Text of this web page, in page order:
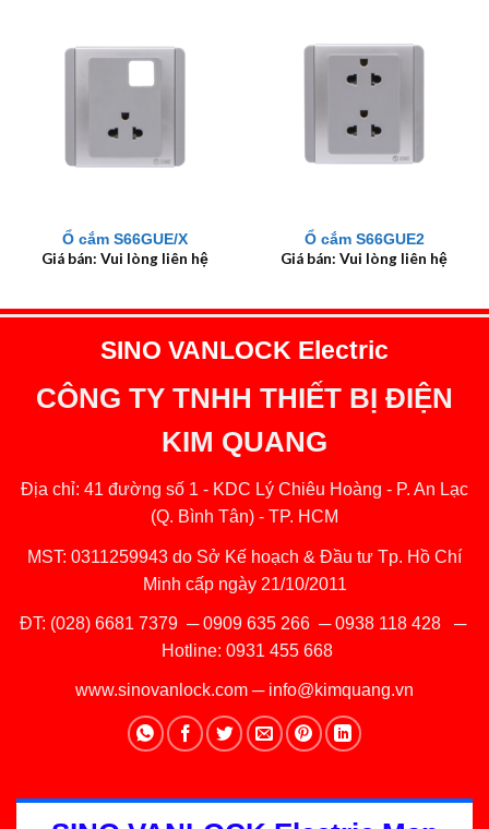
Ổ cắm S66GUE/X
Giá bán: Vui lòng liên hệ
Ổ cắm S66GUE2
Giá bán: Vui lòng liên hệ
SINO VANLOCK Electric
CÔNG TY TNHH THIẾT BỊ ĐIỆN
KIM QUANG
Địa chỉ: 41 đường số 1 - KDC Lý Chiêu Hoàng - P. An Lạc
(Q. Bình Tân) - TP. HCM
MST: 0311259943 do Sở Kế hoạch & Đầu tư Tp. Hồ Chí
Minh cấp ngày 21/10/2011
ĐT: (028) 6681 7379 ─0909 635 266─0938 118 428─
Hotline: 0931 455 668
www.sinovanlock.com ─ info@kimquang.vn